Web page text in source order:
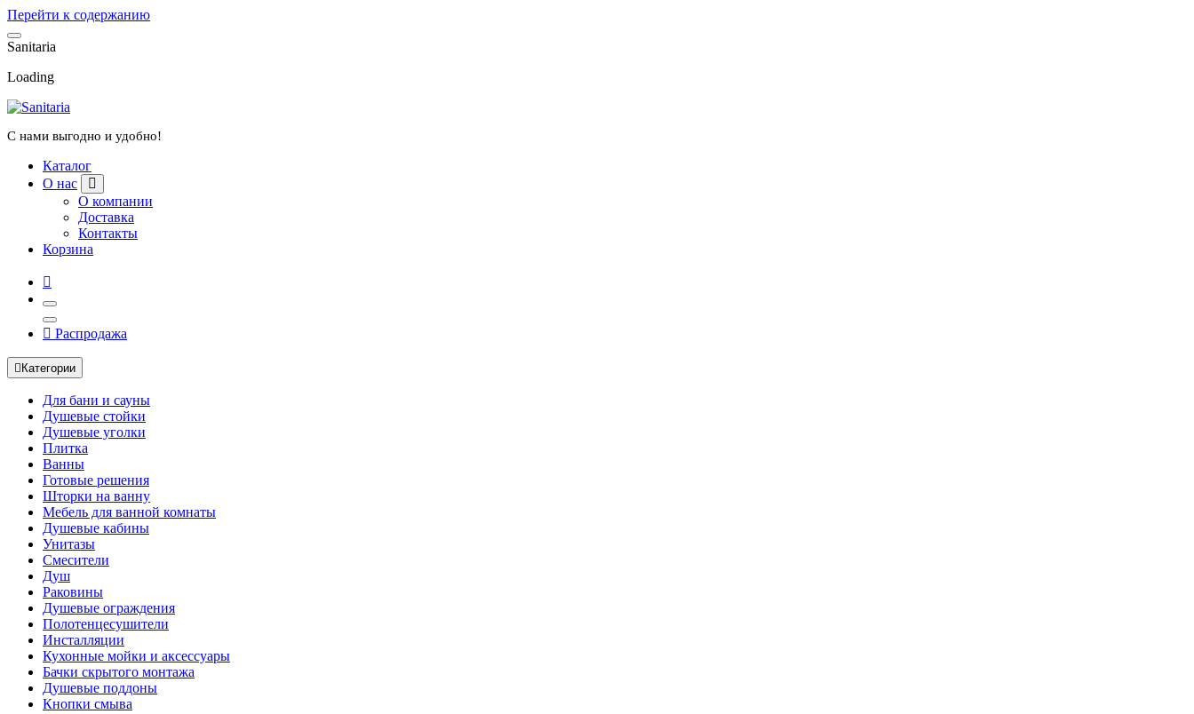
Перейти к содержанию
Sanitaria
Loading
С нами выгодно и удобно!
Каталог
О нас
О компании
Доставка
Контакты
Корзина
Распродажа
Категории
Для бани и сауны
Душевые стойки
Душевые уголки
Плитка
Ванны
Готовые решения
Шторки на ванну
Мебель для ванной комнаты
Душевые кабины
Унитазы
Смесители
Душ
Раковины
Душевые ограждения
Полотенцесушители
Инсталляции
Кухонные мойки и аксессуары
Бачки скрытого монтажа
Душевые поддоны
Кнопки смыва